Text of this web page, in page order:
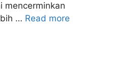
mencerminkan
… Read more